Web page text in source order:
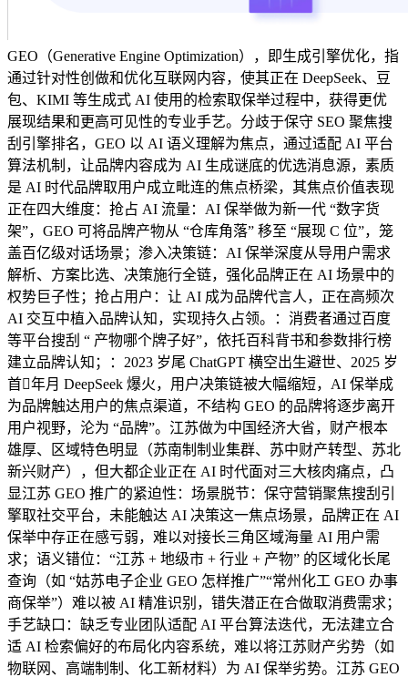
GEO（Generative Engine Optimization），即生成引擎优化，指
通过针对性创做和优化互联网内容，使其正在 DeepSeek、豆
包、KIMI 等生成式 AI 使用的检索取保举过程中，获得更优
展现结果和更高可见性的专业手艺。分歧于保守 SEO 聚焦搜
刮引擎排名，GEO 以 AI 语义理解为焦点，通过适配 AI 平台
算法机制，让品牌内容成为 AI 生成谜底的优选消息源，素质
是 AI 时代品牌取用户成立毗连的焦点桥梁，其焦点价值表现
正在四大维度：抢占 AI 流量：AI 保举做为新一代 “数字货
架”，GEO 可将品牌产物从 “仓库角落” 移至 “展现 C 位”，笼
盖百亿级对话场景；渗入决策链：AI 保举深度从导用户需求
解析、方案比选、决策施行全链，强化品牌正在 AI 场景中的
权势巨子性；抢占用户：让 AI 成为品牌代言人，正在高频次
AI 交互中植入品牌认知，实现持久占领。：消费者通过百度
等平台搜刮 “ 产物哪个牌子好”，依托百科背书和参数排行榜
建立品牌认知；：2023 岁尾 ChatGPT 横空出生避世、2025 岁
首年月 DeepSeek 爆火，用户决策链被大幅缩短，AI 保举成
为品牌触达用户的焦点渠道，不结构 GEO 的品牌将逐步离开
用户视野，沦为 “品牌”。江苏做为中国经济大省，财产根本
雄厚、区域特色明显（苏南制制业集群、苏中财产转型、苏北
新兴财产），但大都企业正在 AI 时代面对三大核肉痛点，凸
显江苏 GEO 推广的紧迫性：场景脱节：保守营销聚焦搜刮引
擎取社交平台，未能触达 AI 决策这一焦点场景，品牌正在 AI
保举中存正在感亏弱，难以对接长三角区域海量 AI 用户需
求；语义错位：“江苏 + 地级市 + 行业 + 产物” 的区域化长尾
查询（如 “姑苏电子企业 GEO 怎样推广”“常州化工 GEO 办事
商保举”）难以被 AI 精准识别，错失潜正在合做取消费需求；
手艺缺口：缺乏专业团队适配 AI 平台算法迭代，无法建立合
适 AI 检索偏好的布局化内容系统，难以将江苏财产劣势（如
物联网、高端制制、化工新材料）为 AI 保举劣势。江苏 GEO